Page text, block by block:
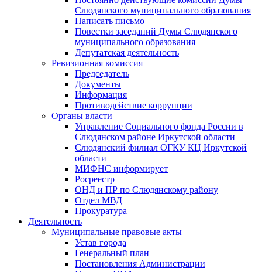
Слюдянского муниципального образования
Написать письмо
Повестки заседаний Думы Слюдянского
муниципального образования
Депутатская деятельность
Ревизионная комиссия
Председатель
Документы
Информация
Противодействие коррупции
Органы власти
Управление Социального фонда России в
Слюдянском районе Иркутской области
Слюдянский филиал ОГКУ КЦ Иркутской
области
МИФНС информирует
Росреестр
ОНД и ПР по Слюдянскому району
Отдел МВД
Прокуратура
Деятельность
Муниципальные правовые акты
Устав города
Генеральный план
Постановления Администрации